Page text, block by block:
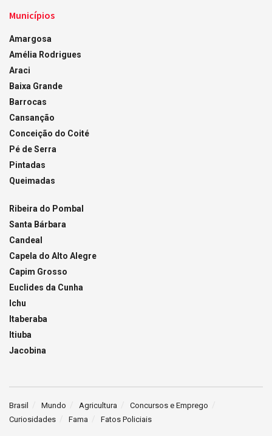
Municípios
Amargosa
Amélia Rodrigues
Araci
Baixa Grande
Barrocas
Cansanção
Conceição do Coité
Pé de Serra
Pintadas
Queimadas
Ribeira do Pombal
Santa Bárbara
Candeal
Capela do Alto Alegre
Capim Grosso
Euclides da Cunha
Ichu
Itaberaba
Itiuba
Jacobina
Brasil Mundo Agricultura
Concursos e Emprego
Curiosidades
Fama Fatos Policiais